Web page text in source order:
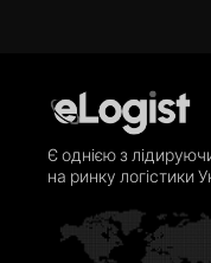
Є однією з
на ринку логістики